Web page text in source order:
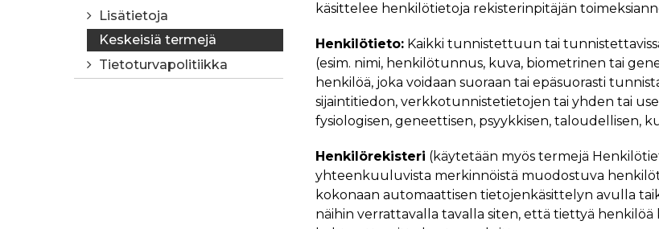
Lisätietoja
Keskeisiä termejä
Tietoturvapolitiikka
käsittelee henkilötietoja rekisterinpitäjän
Henkilötieto: Kaikki tunnistettuun tai
(esim. nimi, henkilötunnus, kuva, biometrinen tai
henkilöä, joka voidaan suoraan tai epäsuorasti
sijaintitiedon, verkkotunnistetietojen tai yhden tai
fysiologisen, geneettisen, psyykkisen, taloudellisen,
Henkilörekisteri (käytetään myös termejä
yhteenkuuluvista merkinnöistä muodostuva
kokonaan automaattisen tietojenkäsittelyn avulla
näihin verrattavalla tavalla siten, että tiettyä